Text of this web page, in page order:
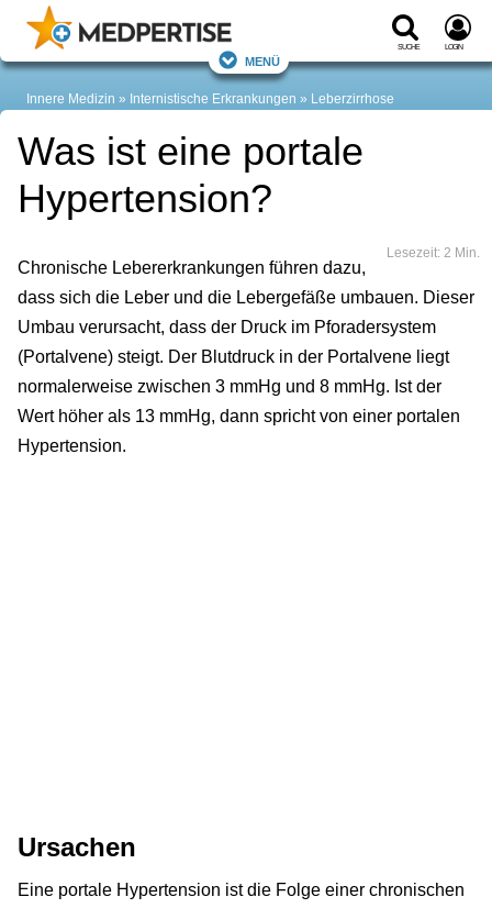
Suche Login
Menü
Innere Medizin Internistische Erkrankungen Leberzirrhose
Was ist eine portale
Hypertension?
Lesezeit: 2 Min.
Chronische Lebererkrankungen führen dazu,
dass sich die Leber und die Lebergefäße umbauen. Dieser
Umbau verursacht, dass der Druck im Pforadersystem
(Portalvene) steigt. Der Blutdruck in der Portalvene liegt
normalerweise zwischen 3 mmHg und 8 mmHg. Ist der
Wert höher als 13 mmHg, dann spricht von einer portalen
Hypertension.
Ursachen
Eine portale Hypertension ist die Folge einer chronischen